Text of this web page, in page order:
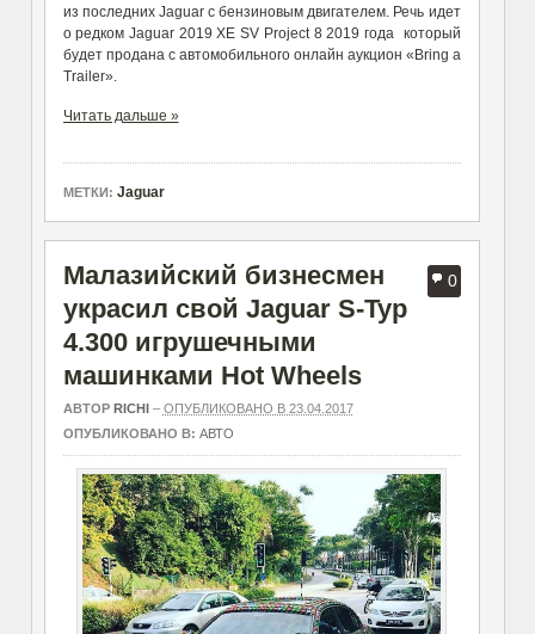
из последних Jaguar с бензиновым двигателем. Речь идет
о редком Jaguar 2019 XE SV Project 8 2019 года который
будет продана с автомобильного онлайн аукцион «Bring a
Trailer».
Читать дальше »
МЕТКИ: Jaguar
0
Малазийский бизнесмен
украсил свой Jaguar S-Typ
4.300 игрушечными
машинками Hot Wheels
АВТОР RICHI– ОПУБЛИКОВАНО В 23.04.2017
ОПУБЛИКОВАНО В: АВТО